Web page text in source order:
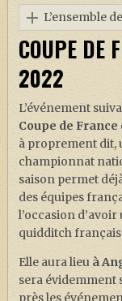
L’ensemble
COUPE DE
2022
L’événement
Coupe de France
à proprement dit,
championnat
saison permet
des équipes
l’occasion
quidditch
Elle aura lieu à
sera évidemment
près les